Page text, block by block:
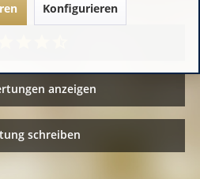
anzeigen
schreiben
Konfigurieren